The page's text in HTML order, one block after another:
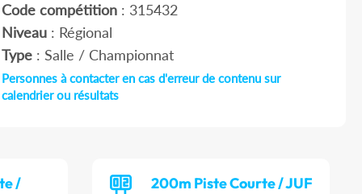
Code compétition: 315432
Niveau: Régional
Type: Salle / Championnat
Personnes à contacter en cas d'erreur de contenu sur
calendrier ou résultats
/ 200m Piste Courte / JUF